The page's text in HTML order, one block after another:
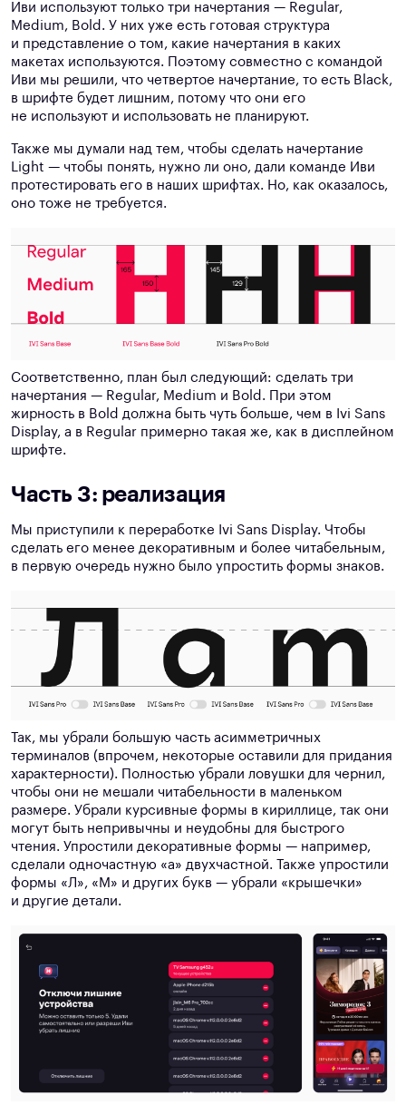
Иви используют только три начертания — Regular,
Medium, Bold. У них уже есть готовая структура
и представление о том, какие начертания в каких
макетах используются. Поэтому совместно с командой
Иви мы решили, что четвертое начертание, то есть Black,
в шрифте будет лишним, потому что они его
не используют и использовать не планируют.
Также мы думали над тем, чтобы сделать начертание
Light — чтобы понять, нужно ли оно, дали команде Иви
протестировать его в наших шрифтах. Но, как оказалось,
оно тоже не требуется.
Соответственно, план был следующий: сделать три
начертания — Regular, Medium и Bold. При этом
жирность в Bold должна быть чуть больше, чем в Ivi Sans
Display, а в Regular примерно такая же, как в дисплейном
шрифте.
Часть 3: реализация
Мы приступили к переработке Ivi Sans Display. Чтобы
сделать его менее декоративным и более читабельным,
в первую очередь нужно было упростить формы знаков.
Так, мы убрали большую часть асимметричных
терминалов (впрочем, некоторые оставили для придания
характерности). Полностью убрали ловушки для чернил,
чтобы они не мешали читабельности в маленьком
размере. Убрали курсивные формы в кириллице, так они
могут быть непривычны и неудобны для быстрого
чтения. Упростили декоративные формы — например,
сделали одночастную «а» двухчастной. Также упростили
формы «Л», «М» и других букв — убрали «крышечки»
и другие детали.